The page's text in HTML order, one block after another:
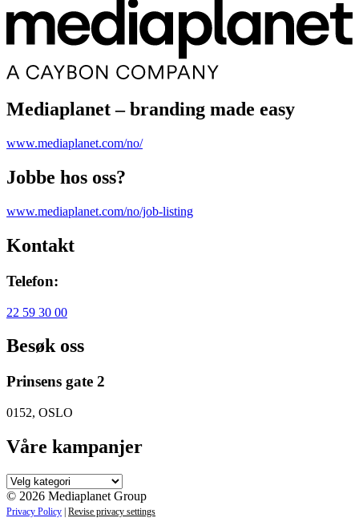
Mediaplanet – branding made easy
www.mediaplanet.com/no/
Jobbe hos oss?
www.mediaplanet.com/no/job-listing
Kontakt
Telefon:
22 59 30 00
Besøk oss
Prinsens gate 2
0152, OSLO
Våre kampanjer
Våre
kampanjer
© 2026 Mediaplanet Group
Privacy Policy Revise privacy settings